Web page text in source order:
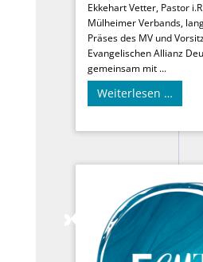
Ekkehart Vetter, Pastor
Mülheimer Verbands,
Präses des MV und
Evangelischen Allianz
gemeinsam mit ...
Weiterlesen …